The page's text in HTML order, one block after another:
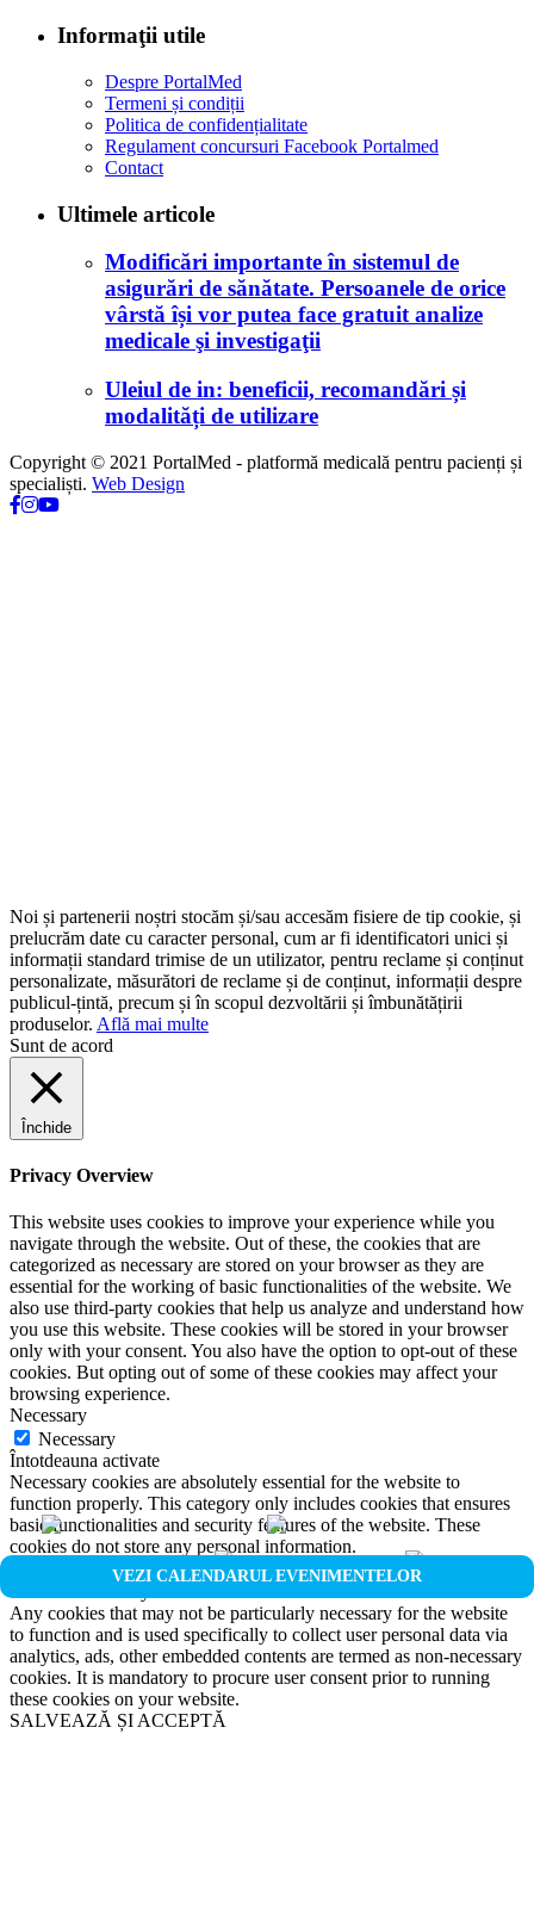
VEZI CALENDARUL EVENIMENTELOR
Informaţii utile
Despre PortalMed
Termeni și condiții
Politica de confidențialitate
Regulament concursuri Facebook Portalmed
Contact
Ultimele articole
Modificări importante în sistemul de
asigurări de sănătate. Persoanele de orice
vârstă își vor putea face gratuit analize
medicale şi investigaţii
Uleiul de in: beneficii, recomandări și
modalități de utilizare
Copyright © 2021 PortalMed - platformă medicală pentru pacienți și
specialiști. Web Design
Noi și partenerii noștri stocăm și/sau accesăm fisiere de tip cookie, și
prelucrăm date cu caracter personal, cum ar fi identificatori unici și
informații standard trimise de un utilizator, pentru reclame și conținut
personalizate, măsurători de reclame și de conținut, informații despre
publicul-țintă, precum și în scopul dezvoltării și îmbunătățirii
produselor. Află mai multe
Sunt de acord
Închide
Privacy Overview
This website uses cookies to improve your experience while you
navigate through the website. Out of these, the cookies that are
categorized as necessary are stored on your browser as they are
essential for the working of basic functionalities of the website. We
also use third-party cookies that help us analyze and understand how
you use this website. These cookies will be stored in your browser
only with your consent. You also have the option to opt-out of these
cookies. But opting out of some of these cookies may affect your
browsing experience.
Necessary
Necessary
Întotdeauna activate
Necessary cookies are absolutely essential for the website to
function properly. This category only includes cookies that ensures
basic functionalities and security features of the website. These
cookies do not store any personal information.
Non-necessary
Any cookies that may not be particularly necessary for the website
to function and is used specifically to collect user personal data via
analytics, ads, other embedded contents are termed as non-necessary
cookies. It is mandatory to procure user consent prior to running
these cookies on your website.
SALVEAZĂ ȘI ACCEPTĂ